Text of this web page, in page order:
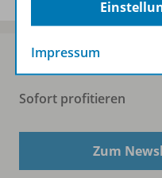
Sofort profitieren
Zum
Impressum